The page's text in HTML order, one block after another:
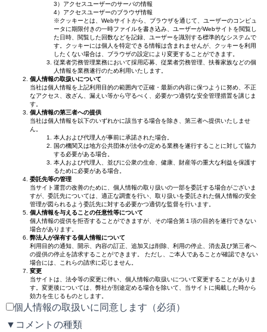
3）アクセスユーザーのサーバの情報
4）アクセスユーザーのブラウザ情報
※クッキーとは、Webサイトから、ブラウザを通じて、ユーザーのコンピュ
ータに期限付きの一時ファイルを書き込み、ユーザーがWebサイトを閲覧し
た日時、閲覧した回数などを記録、ユーザーを識別する標準的なシステムで
す。クッキーには個人を特定できる情報は含まれませんが、クッキーを利用
したくない場合は、ブラウザの設定により変更することができます。
従業者労務管理業務において採用応募、従業者労務管理、扶養家族などの個
人情報を業務遂行のため利用いたします。
個人情報の取扱いについて
当社は個人情報を上記利用目的の範囲内で正確・最新の内容に保つように努め、不正
なアクセス、改ざん、漏えい等から守るべく、必要かつ適切な安全管理措置を講じま
す。
個人情報の第三者への提供
当社は個人情報を以下のいずれかに該当する場合を除き、第三者へ提供いたしませ
ん。
本人および代理人が事前に承諾された場合。
国の機関又は地方公共団体が法令の定める業務を遂行することに対して協力
する必要がある場合。
本人および代理人、並びに公衆の生命、健康、財産等の重大な利益を保護す
るために必要がある場合。
委託先等の管理
当サイト運営の改善のために、個人情報の取り扱いの一部を委託する場合がございま
すが、委託先については、適正な調査を行い、取り扱いを委託された個人情報の安全
管理が図られるよう委託先に対する必要かつ適切な監督を行います。
個人情報を与えることの任意性等について
個人情報の提供を拒否することができますが、その場合第１項の目的を遂行できない
場合があります。
弊法人が保有する個人情報について
利用目的の通知、開示、内容の訂正、追加又は削除、利用の停止、消去及び第三者へ
の提供の停止を請求することができます。 ただし、ご本人であることが確認できない
場合には、これらの請求に応じません。
変更
当サイトは、法令等の変更に伴い、個人情報の取扱いについて変更することがありま
す。変更後については、弊社が別途定める場合を除いて、当サイトに掲載した時から
効力を生じるものとします。
個人情報の取扱いに同意します（必須）
▼コメントの種類